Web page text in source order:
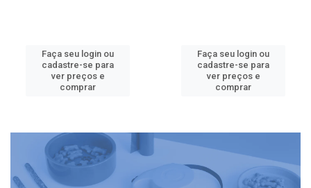
Faça seu login ou
cadastre-se para
ver preços e
comprar
Faça seu login ou
cadastre-se para
ver preços e
comprar